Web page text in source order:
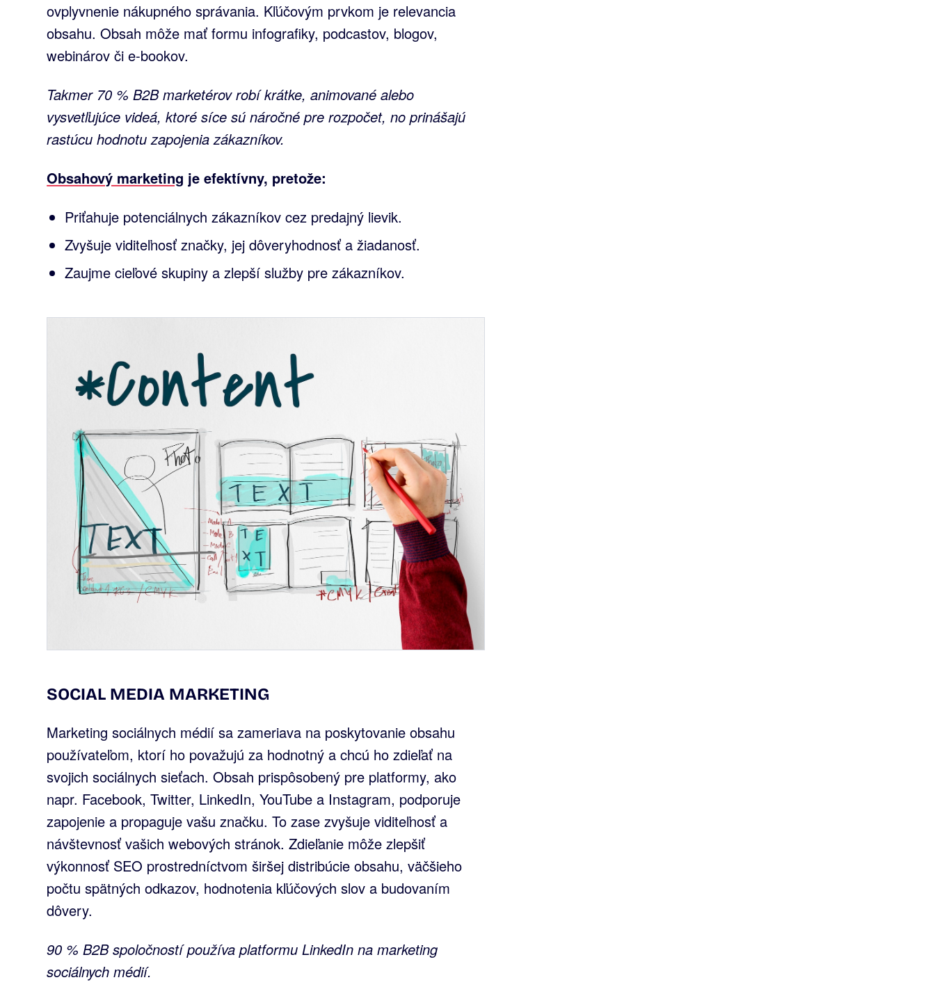
ovplyvnenie nákupného správania. Kľúčovým prvkom je relevancia
obsahu. Obsah môže mať formu infografiky, podcastov, blogov,
webinárov či e-bookov.
Takmer 70 % B2B marketérov robí krátke, animované alebo
vysvetľujúce videá, ktoré síce sú náročné pre rozpočet, no prinášajú
rastúcu hodnotu zapojenia zákazníkov.
Obsahový marketing je efektívny, pretože:
Priťahuje potenciálnych zákazníkov cez predajný lievik.
Zvyšuje viditeľnosť značky, jej dôveryhodnosť a žiadanosť.
Zaujme cieľové skupiny a zlepší služby pre zákazníkov.
SOCIAL MEDIA MARKETING
Marketing sociálnych médií sa zameriava na poskytovanie obsahu
používateľom, ktorí ho považujú za hodnotný a chcú ho zdieľať na
svojich sociálnych sieťach. Obsah prispôsobený pre platformy, ako
napr. Facebook, Twitter, LinkedIn, YouTube a Instagram, podporuje
zapojenie a propaguje vašu značku. To zase zvyšuje viditeľnosť a
návštevnosť vašich webových stránok. Zdieľanie môže zlepšiť
výkonnosť SEO prostredníctvom širšej distribúcie obsahu, väčšieho
počtu spätných odkazov, hodnotenia kľúčových slov a budovaním
dôvery.
90 % B2B spoločností používa platformu LinkedIn na marketing
sociálnych médií.